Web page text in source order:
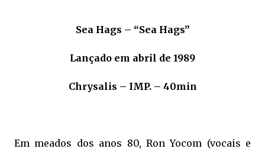
Sea Hags – “Sea Hags”
Lançado em abril de 1989
Chrysalis – IMP. – 40min
Em meados dos anos 80, Ron Yocom (vocais e